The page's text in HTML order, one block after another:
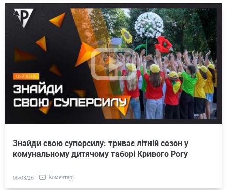
Знайди свою суперсилу: триває літній сезон у
комунальному дитячому таборі Кривого Рогу
06/08/26 Коментарі